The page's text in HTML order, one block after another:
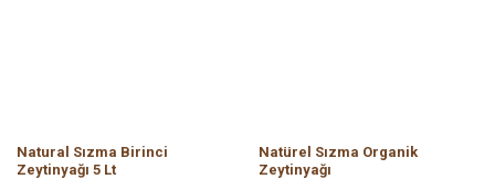
Natural Sızma Birinci
Zeytinyağı 5 Lt
Natürel Sızma Organik
Zeytinyağı